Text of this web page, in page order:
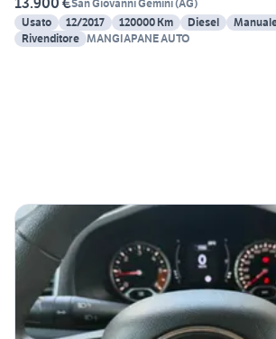
San Giovanni Gemini(AG)
Usato
12/2017 120000 Km Diesel
Rivenditore MANGIAPANE AUTO